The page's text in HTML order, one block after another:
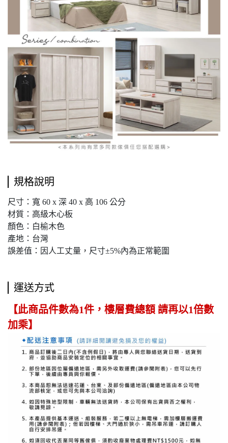
規格說明
尺寸：寬 60 x 深 40 x 高 106 公分
材質：高級木心板
顏色：白榆木色
產地：台灣
誤差值：因人工丈量，尺寸±5%內為正常範圍
運送方式
【此商品件數為1件，樓層費總額 請再以1倍數
加乘】